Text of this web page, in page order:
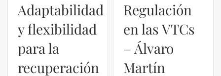
Adaptabilidad
y flexibilidad
para la
recuperación
Regulación
en las VTCs
– Álvaro
Martín